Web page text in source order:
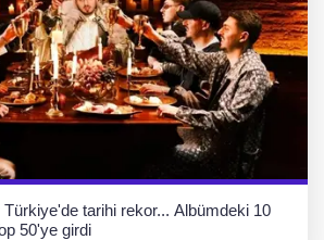
tarihi rekor... Albümdeki 10
50'ye girdi